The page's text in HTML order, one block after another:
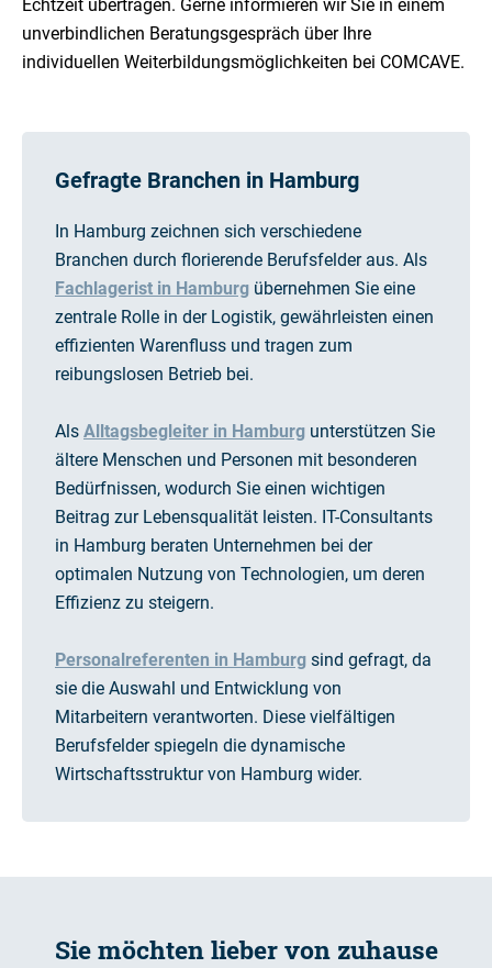
Echtzeit übertragen. Gerne informieren wir Sie in einem
unverbindlichen Beratungsgespräch über Ihre
individuellen Weiterbildungsmöglichkeiten bei COMCAVE.
Gefragte Branchen in Hamburg
In Hamburg zeichnen sich verschiedene
Branchen durch florierende Berufsfelder aus. Als
Fachlagerist in Hamburg übernehmen Sie eine
zentrale Rolle in der Logistik, gewährleisten einen
effizienten Warenfluss und tragen zum
reibungslosen Betrieb bei.
Als Alltagsbegleiter in Hamburg unterstützen Sie
ältere Menschen und Personen mit besonderen
Bedürfnissen, wodurch Sie einen wichtigen
Beitrag zur Lebensqualität leisten. IT-Consultants
in Hamburg beraten Unternehmen bei der
optimalen Nutzung von Technologien, um deren
Effizienz zu steigern.
Personalreferenten in Hamburg sind gefragt, da
sie die Auswahl und Entwicklung von
Mitarbeitern verantworten. Diese vielfältigen
Berufsfelder spiegeln die dynamische
Wirtschaftsstruktur von Hamburg wider.
Sie möchten lieber von zuhause